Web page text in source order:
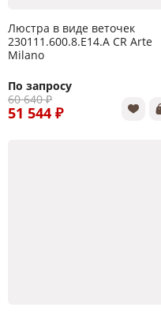
Люстра в виде веточек
230111.600.8.E14.A CR Arte
Milano
По запросу
60 640 ₽
51 544 ₽